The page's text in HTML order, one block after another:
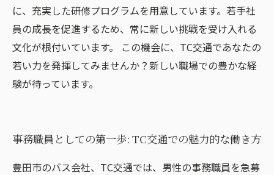
に、充実した研修プログラムを用意しています。若手社
員の成長を促進するため、常に新しい挑戦を受け入れる
文化が根付いています。 この機会に、TC交通であなたの
若い力を発揮してみませんか？新しい職場での豊かな経
験が待っています。
事務職員としての第一歩: TC交通での魅力的な働き方
豊田市のバス会社、TC交通では、男性の事務職員を急募